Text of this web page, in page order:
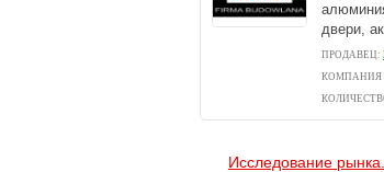
двери,
ПРОДАВЕЦ:
КОМПАНИЯ
Исследование рынка.